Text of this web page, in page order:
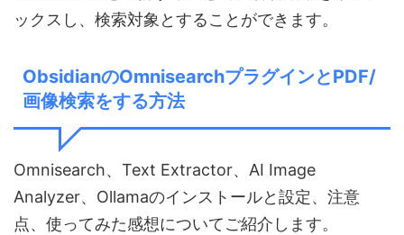
ックスし、検索対象とすることができます。
ObsidianのOmnisearchプラグインとPDF/
画像検索をする方法
Omnisearch、Text Extractor、AI Image
Analyzer、Ollamaのインストールと設定、注意
点、使ってみた感想についてご紹介します。